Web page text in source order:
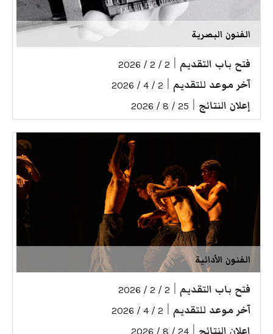
الفنون البصرية
فتح باب التقديم 2 / 2 / 2026
آخر موعد للتقديم 2 / 4 / 2026
إعلان النتائج 25 / 8 / 2026
الفنون الأدائية
فتح باب التقديم 2 / 2 / 2026
آخر موعد للتقديم 2 / 4 / 2026
إعلان النتائج 24 / 8 / 2026